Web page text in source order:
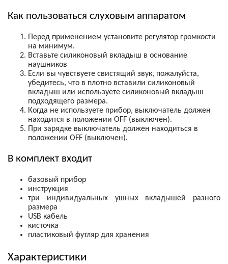
Как пользоваться слуховым аппаратом
Перед применением установите регулятор громкости
на минимум.
Вставьте силиконовый вкладыш в основание
наушников
Если вы чувствуете свистящий звук, пожалуйста,
убедитесь, что в плотно вставили силиконовый
вкладыш или используете силиконовый вкладыш
подходящего размера.
Когда не используете прибор, выключатель должен
находится в положении OFF (выключен).
При зарядке выключатель должен находиться в
положении OFF (выключен).
В комплект входит
базовый прибор
инструкция
три индивидуальных ушных вкладышей разного
размера
USB кабель
кисточка
пластиковый футляр для хранения
Характеристики